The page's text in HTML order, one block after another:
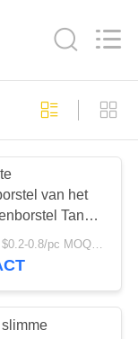
150
58
van het
Tand
Bamboe van
Exw price $0.2-0.8/pc MOQ:100pcs
slimme